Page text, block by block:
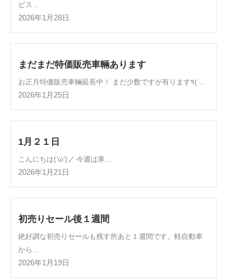
ビス...
2026年1月28日
まだまだ特価販売車輛あります
お正月特価販売車輛延長中！ まだ少数ですが有ります٩( ...
2026年1月25日
1月２１日
こんにちは(‘ω’)ノ 今週は寒...
2026年1月21日
初売りセール後１週間
絶好調な初売りセールも残す所あと１週間です。軽自動車
から...
2026年1月19日